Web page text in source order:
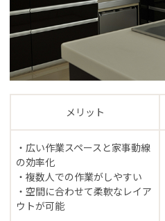
メリット
・広い作業スペースと家事動線
の効率化
・複数人での作業がしやすい
・空間に合わせて柔軟なレイア
ウトが可能